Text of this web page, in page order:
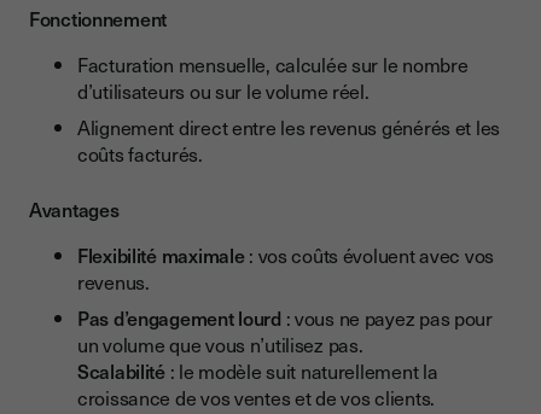
Fonctionnement
Facturation mensuelle, calculée sur le nombre
d’utilisateurs ou sur le volume réel.
Alignement direct entre les revenus générés et les
coûts facturés.
Avantages
Flexibilité maximale: vos coûts évoluent avec vos
revenus.
Pas d’engagement lourd : vous ne payez pas pour
un volume que vous n’utilisez pas.
Scalabilité: le modèle suit naturellement la
croissance de vos ventes et de vos clients.